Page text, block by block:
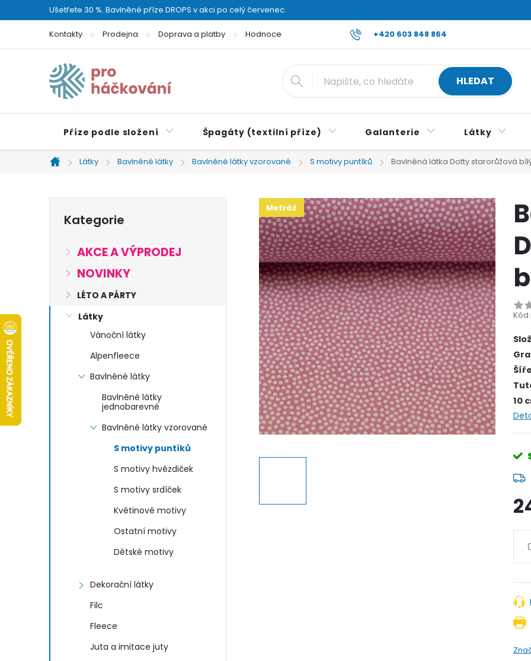
na
Ušetřete 30 %. Bavlněné příze DROPS v akci po celý červenec.
+420 603 848 864
Kontakty Prodejna Doprava a platby Hodnocení obchodu Reklamace a vrácení zboží Všeobecné
HLEDAT
Příze podle složení Špagáty (textilní příze) Galanterie Látky
Domů
Látky Bavlněné látky Bavlněné látky vzorované S motivy puntíků Bavlněná látka Dotty starorůžová
t
kategorie
Kategorie
AKCE A VÝPRODEJ
NOVINKY
LÉTO A PÁRTY
Látky
Vánoční látky
Alpenfleece
Bavlněné látky
Bavlněné látky
jednobarevné
Bavlněné látky vzorované
S motivy puntíků
S motivy hvězdiček
S motivy srdíček
Květinové motivy
Ostatní motivy
Dětské motivy
Dekorační látky
Filc
Fleece
Juta a imitace juty
Metráž
Kód
10